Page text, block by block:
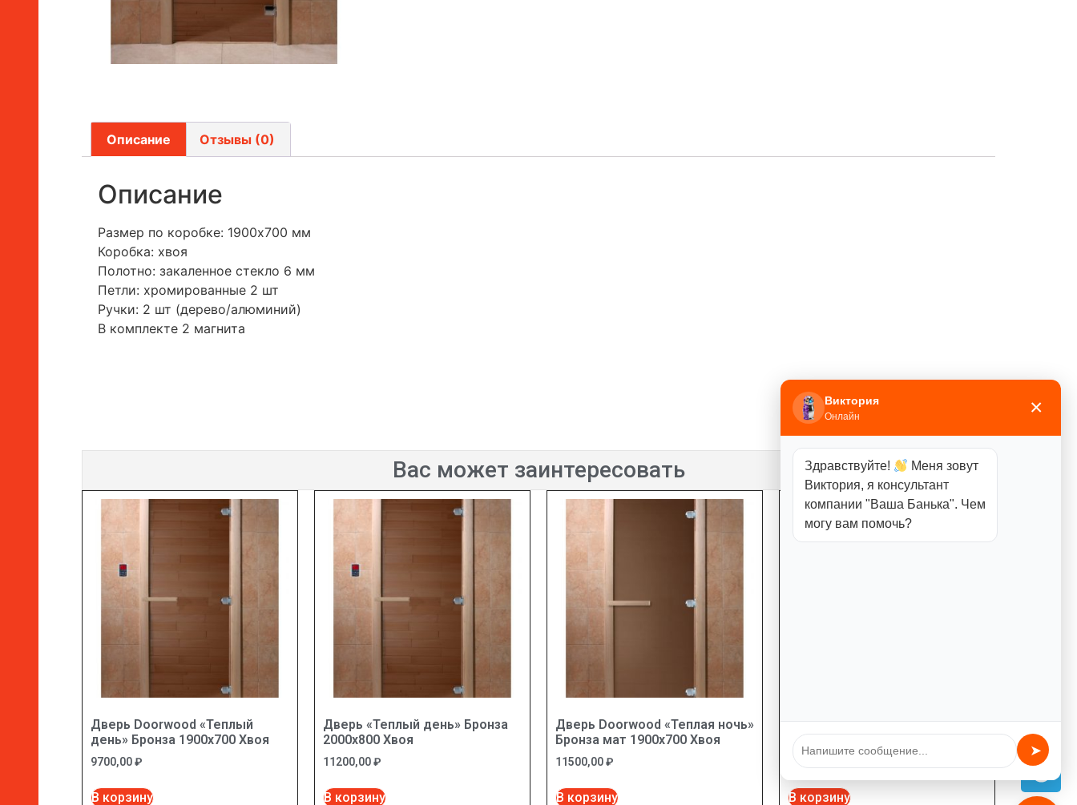
Описание Отзывы (0)
Описание
Размер по коробке: 1900х700 мм
Коробка: хвоя
Полотно: закаленное стекло 6 мм
Петли: хромированные 2 шт
Ручки: 2 шт (дерево/алюминий)
В комплекте 2 магнита
Вас может заинтересовать
Дверь Doorwood «Теплый
день» Бронза 1900х700 Хвоя
9700,00₽
В корзину
Дверь «Теплый день» Бронза
2000х800 Хвоя
11200,00₽
В корзину
Дверь Doorwood «Теплая ночь»
Бронза мат 1900х700 Хвоя
11500,00₽
В корзину
Дверь Doorwood бронза мат
1900х700 6мм 2 петли Хвоя
9950,00
В корзину
Виктория
Онлайн ×
Здравствуйте!
Меня зовут
Виктория, я консультант
компании "Ваша Банька". Чем
могу вам помочь?
➤